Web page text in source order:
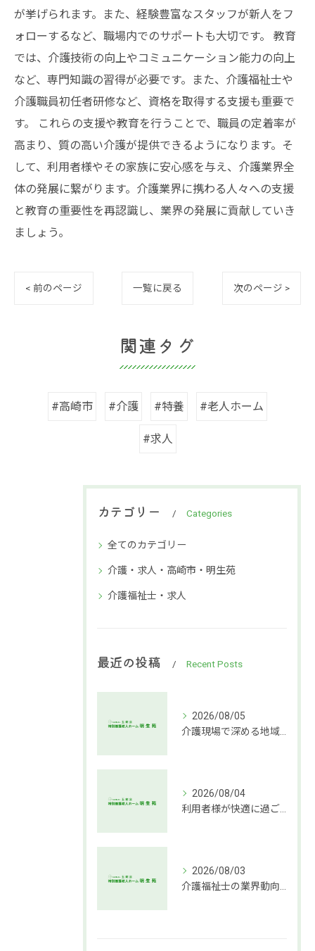
が挙げられます。また、経験豊富なスタッフが新人をフ
ォローするなど、職場内でのサポートも大切です。 教育
では、介護技術の向上やコミュニケーション能力の向上
など、専門知識の習得が必要です。また、介護福祉士や
介護職員初任者研修など、資格を取得する支援も重要で
す。 これらの支援や教育を行うことで、職員の定着率が
高まり、質の高い介護が提供できるようになります。そ
して、利用者様やその家族に安心感を与え、介護業界全
体の発展に繋がります。介護業界に携わる人々への支援
と教育の重要性を再認識し、業界の発展に貢献していき
ましょう。
< 前のページ 一覧に戻る 次のページ >
関連タグ
#高崎市 #介護 #特養 #老人ホーム
#求人
カテゴリー Categories
全てのカテゴリー
介護・求人・高崎市・明生苑
介護福祉士・求人
最近の投稿 Recent Posts
2026/08/05
2026/08/04
2026/08/03